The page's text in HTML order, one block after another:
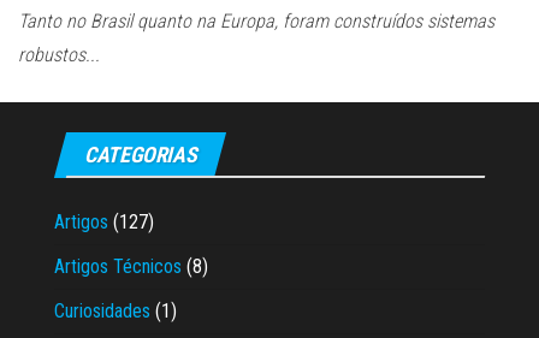
Tanto no Brasil quanto na Europa, foram construídos sistemas
robustos...
CATEGORIAS
Artigos (127)
Artigos Técnicos (8)
Curiosidades (1)